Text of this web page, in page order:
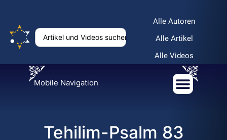
Alle Autoren
Alle Artikel
Alle Videos
Mobile Navigation
Tehilim-Psalm 83